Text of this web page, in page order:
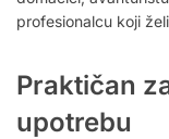
profesionalcu koji
Praktičan
upotrebu